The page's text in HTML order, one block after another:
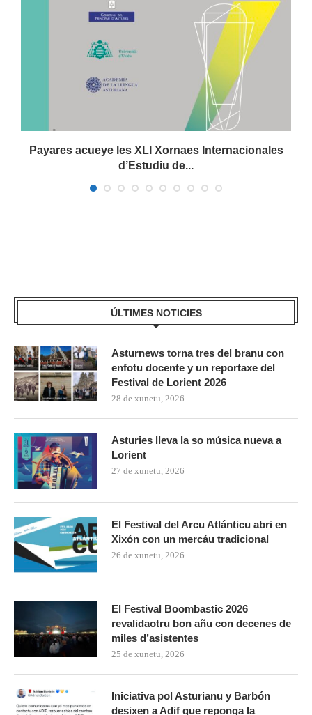
Payares acueye les XLI Xornaes Internacionales
d’Estudiu de...
ÚLTIMES NOTICIES
Asturnews torna tres del branu con
enfotu docente y un reportaxe del
Festival de Lorient 2026
28 de xunetu, 2026
Asturies lleva la so música nueva a
Lorient
27 de xunetu, 2026
El Festival del Arcu Atlánticu abri en
Xixón con un mercáu tradicional
26 de xunetu, 2026
El Festival Boombastic 2026
revalidaotru bon añu con decenes de
miles d’asistentes
25 de xunetu, 2026
Iniciativa pol Asturianu y Barbón
desixen a Adif que reponga la